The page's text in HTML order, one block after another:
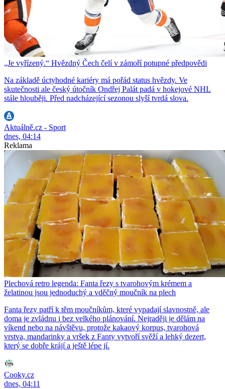
„Je vyřízený.“ Hvězdný Čech čelí v zámoří potupné předpovědi
Na základě úctyhodné kariéry má pořád status hvězdy. Ve
skutečnosti ale český útočník Ondřej Palát padá v hokejové NHL
stále hlouběji. Před nadcházející sezonou slyší tvrdá slova.
Aktuálně.cz - Sport
dnes, 04:14
Reklama
Plechová retro legenda: Fanta řezy s tvarohovým krémem a
želatinou jsou jednoduchý a vděčný moučník na plech
Fanta řezy patří k těm moučníkům, které vypadají slavnostně, ale
doma je zvládnu i bez velkého plánování. Nejraději je dělám na
víkend nebo na návštěvu, protože kakaový korpus, tvarohová
vrstva, mandarinky a vršek z Fanty vytvoří svěží a lehký dezert,
který se dobře krájí a ještě lépe jí.
Cooky.cz
dnes, 04:11